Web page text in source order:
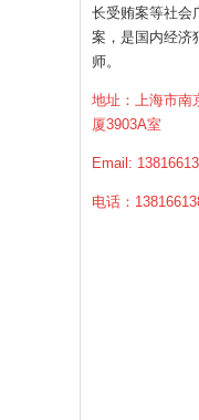
长受贿案等社会
案，是国内经济
师。
地址：上海市南
厦3903A室
Email:
电话：